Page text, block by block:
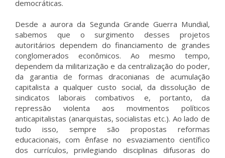
democráticas.
Desde a aurora da Segunda Grande Guerra Mundial,
sabemos que o surgimento desses projetos
autoritários dependem do financiamento de grandes
conglomerados econômicos. Ao mesmo tempo,
dependem da militarização e da centralização do poder,
da garantia de formas draconianas de acumulação
capitalista a qualquer custo social, da dissolução de
sindicatos laborais combativos e, portanto, da
repressão violenta aos movimentos políticos
anticapitalistas (anarquistas, socialistas etc.). Ao lado de
tudo isso, sempre são propostas reformas
educacionais, com ênfase no esvaziamento científico
dos currículos, privilegiando disciplinas difusoras do